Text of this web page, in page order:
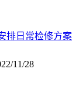
排日常检修方案
11/28